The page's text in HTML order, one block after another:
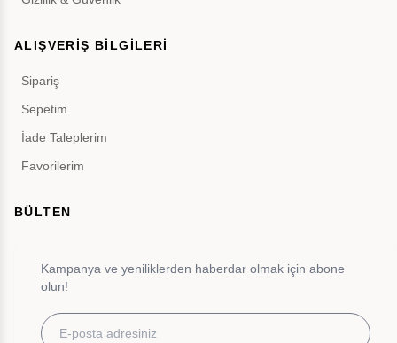
ALIŞVERİŞ BİLGİLERİ
Sipariş
Sepetim
İade Taleplerim
Favorilerim
BÜLTEN
Kampanya ve yeniliklerden haberdar olmak için abone
olun!